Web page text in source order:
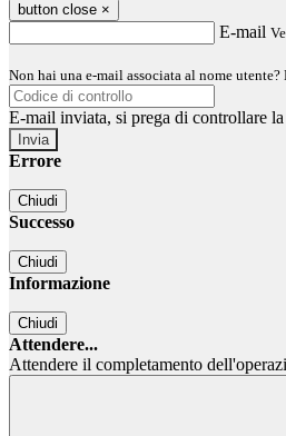
button close ×
E-mail
Non hai una e-mail associata al nome
E-mail inviata, si prega di controllare
Errore
Chiudi
Successo
Chiudi
Informazione
Chiudi
Attendere...
Attendere il completamento